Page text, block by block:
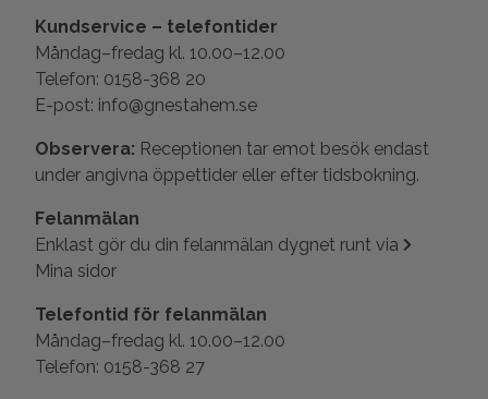
Kundservice – telefontider
Måndag–fredag kl. 10.00–12.00
Telefon: 0158-368 20
E-post: info@gnestahem.se
Observera: Receptionen tar emot besök endast
under angivna öppettider eller efter tidsbokning.
Felanmälan
Enklast gör du din felanmälan dygnet runt via
Mina sidor
Telefontid för felanmälan
Måndag–fredag kl. 10.00–12.00
Telefon: 0158-368 27